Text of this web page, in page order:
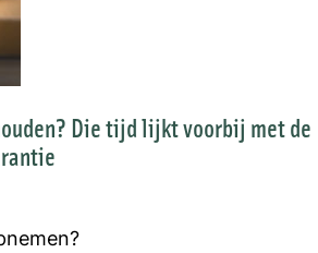
Die tijd lijkt voorbij met de